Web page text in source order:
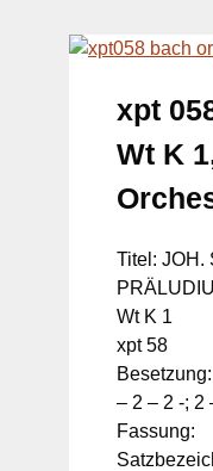
xpt
Wt K
Titel: JOH.
Wt K 1
xpt 58
– 2 – 2 -; 2
Fassung: